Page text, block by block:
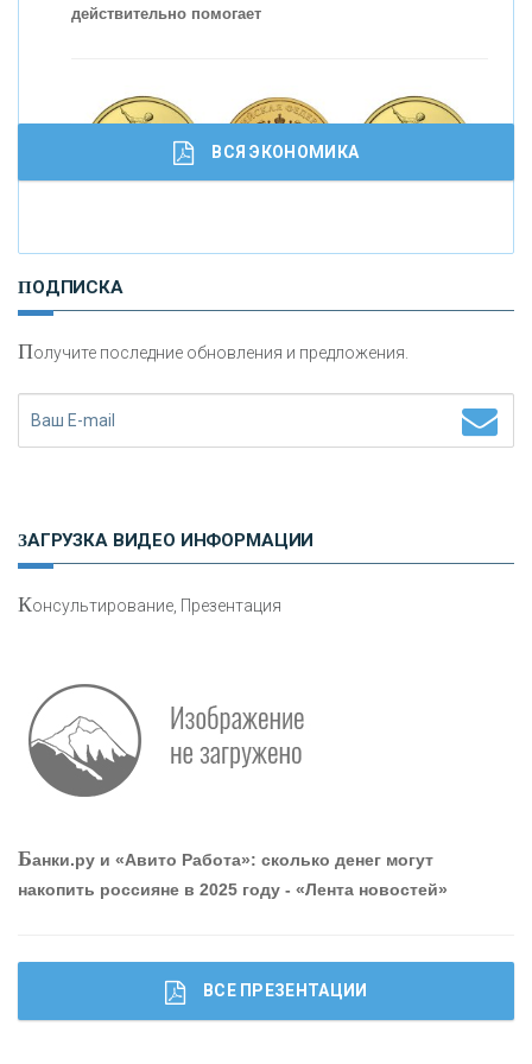
Работа мечты. Что банки делают для того, чтобы
привлечь и удержать персонал - «Интервью»
действительно помогает
И
сохранения и увеличения капитала
ВСЯ ЭКОНОМИКА
ПОДПИСКА
Получите последние обновления и предложения.
ЗАГРУЗКА ВИДЕО ИНФОРМАЦИИ
Консультирование, Презентация
Банки.ру и «Авито Работа»: сколько денег могут
накопить россияне в 2025 году - «Лента новостей»
ВСЕ ПРЕЗЕНТАЦИИ